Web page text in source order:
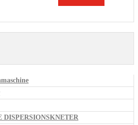
DISPERSIONSKNETER